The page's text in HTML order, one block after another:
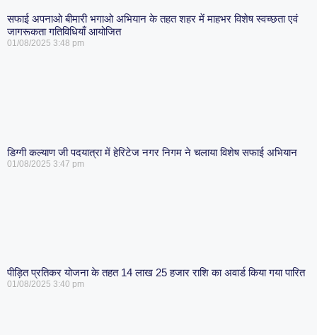
सफाई अपनाओ बीमारी भगाओ अभियान के तहत शहर में माहभर विशेष स्वच्छता एवं
जागरूकता गतिविधियाँ आयोजित
01/08/2025 3:48 pm
डिग्गी कल्याण जी पदयात्रा में हेरिटेज नगर निगम ने चलाया विशेष सफाई अभियान
01/08/2025 3:47 pm
पीड़ित प्रतिकर योजना के तहत 14 लाख 25 हजार राशि का अवार्ड किया गया पारित
01/08/2025 3:40 pm